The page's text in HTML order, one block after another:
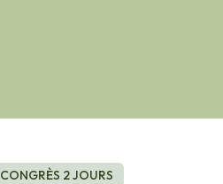
CONGRÈS 2 JOURS